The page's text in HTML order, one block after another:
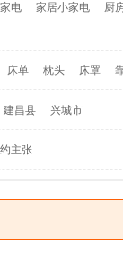
电 家居小家电
厨
床单 枕头 床罩
建昌县 兴城市
主张